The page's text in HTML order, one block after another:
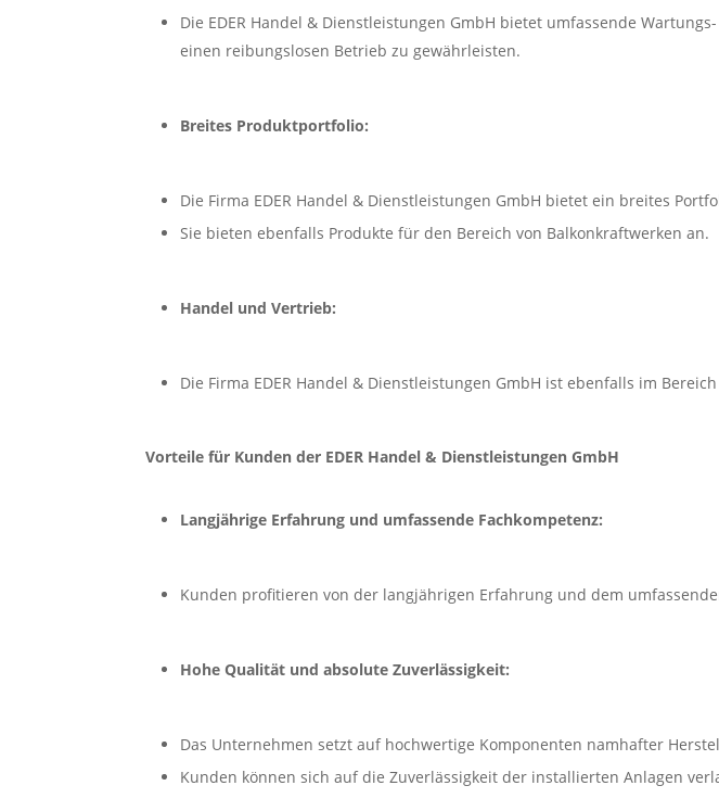
Die EDER Handel & Dienstleistungen GmbH bietet umfassende
einen reibungslosen Betrieb zu gewährleisten.
Breites Produktportfolio:
Die Firma EDER Handel & Dienstleistungen GmbH bietet ein breites
Sie bieten ebenfalls Produkte für den Bereich von Balkonkraftwerken an.
Handel und Vertrieb:
Die Firma EDER Handel & Dienstleistungen GmbH ist ebenfalls im
Vorteile für Kunden der EDER Handel & Dienstleistungen GmbH
Langjährige Erfahrung und umfassende Fachkompetenz:
Kunden profitieren von der langjährigen Erfahrung und dem
Hohe Qualität und absolute Zuverlässigkeit:
Das Unternehmen setzt auf hochwertige Komponenten namhafter
Kunden können sich auf die Zuverlässigkeit der installierten Anlagen